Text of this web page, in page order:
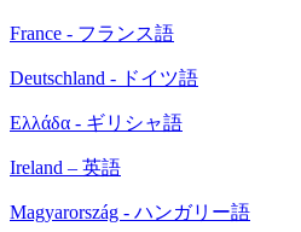
France - フランス語
Deutschland - ドイツ語
Ελλάδα - ギリシャ語
Ireland – 英語
Magyarország - ハンガリー語